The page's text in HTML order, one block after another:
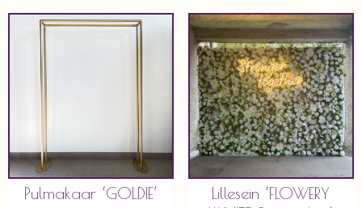
Pulmakaar ‘GOLDIE’
Lillesein ‘FLOWERY